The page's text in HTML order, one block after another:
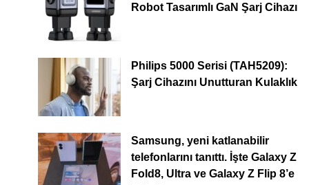
Robot Tasarımlı GaN Şarj Cihazı
Philips 5000 Serisi (TAH5209):
Şarj Cihazını Unutturan Kulaklık
Samsung, yeni katlanabilir
telefonlarını tanıttı. İşte Galaxy Z
Fold8, Ultra ve Galaxy Z Flip 8’e